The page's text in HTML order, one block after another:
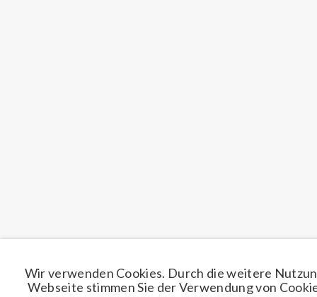
Wir verwenden Cookies. Durch die weitere
Webseite stimmen Sie der Verwendung von